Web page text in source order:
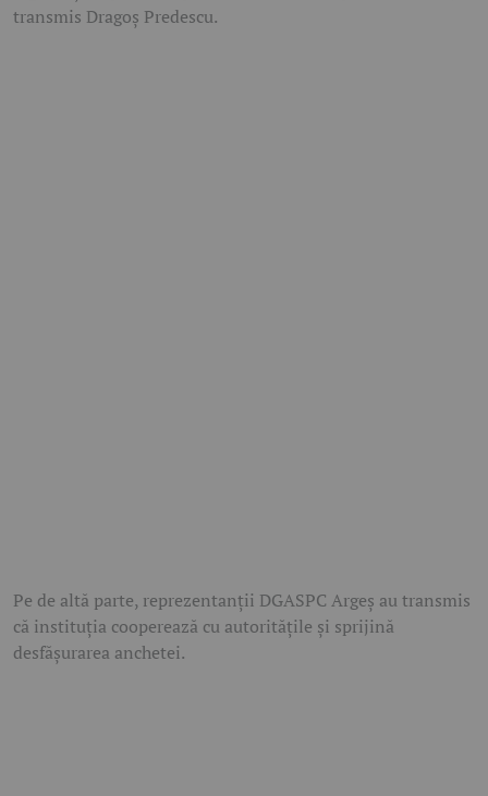
transmis Dragoș Predescu.
Pe de altă parte, reprezentanții DGASPC Argeș au transmis
că instituția cooperează cu autoritățile și sprijină
desfășurarea anchetei.